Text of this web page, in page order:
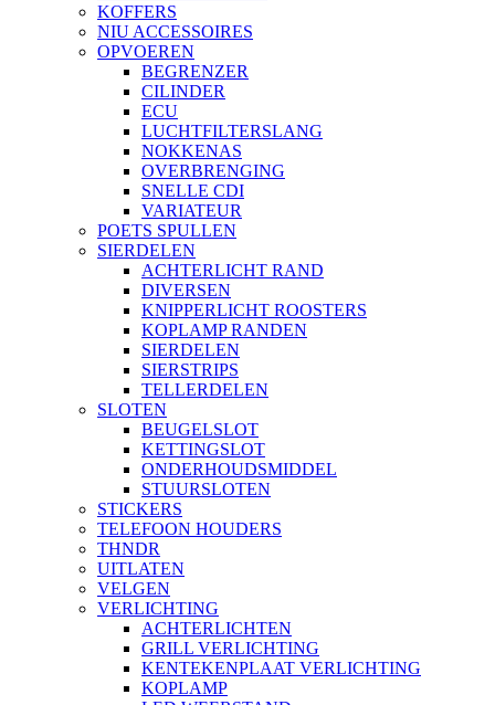
KOFFERS
NIU ACCESSOIRES
OPVOEREN
BEGRENZER
CILINDER
ECU
LUCHTFILTERSLANG
NOKKENAS
OVERBRENGING
SNELLE CDI
VARIATEUR
POETS SPULLEN
SIERDELEN
ACHTERLICHT RAND
DIVERSEN
KNIPPERLICHT ROOSTERS
KOPLAMP RANDEN
SIERDELEN
SIERSTRIPS
TELLERDELEN
SLOTEN
BEUGELSLOT
KETTINGSLOT
ONDERHOUDSMIDDEL
STUURSLOTEN
STICKERS
TELEFOON HOUDERS
THNDR
UITLATEN
VELGEN
VERLICHTING
ACHTERLICHTEN
GRILL VERLICHTING
KENTEKENPLAAT VERLICHTING
KOPLAMP